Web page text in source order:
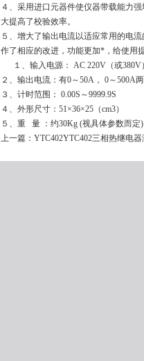
４、采用进口元器件使仪器带载能力
大提高了校验效率。
５、增大了输出电流以适应常用的电
作了相应的改进，功能更加*，给使用
１、输入电源： AC 220V（或380V
２、输出电流：有0～50A， 0～500A
３、计时范围： 0.00S～9999.9S
４、外形尺寸：51×36×25（cm3）
５、重 量 ：约30Kg (视具体参数而定)
上一篇： YTC402YTC402三相热继电